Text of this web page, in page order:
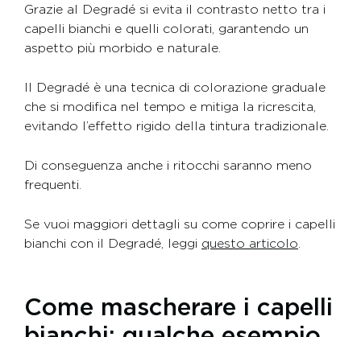
Grazie al Degradé si evita il contrasto netto tra i
capelli bianchi e quelli colorati, garantendo un
aspetto più morbido e naturale.
Il Degradé è una tecnica di colorazione graduale
che si modifica nel tempo e mitiga la ricrescita,
evitando l’effetto rigido della tintura tradizionale.
Di conseguenza anche i ritocchi saranno meno
frequenti.
Se vuoi maggiori dettagli su come coprire i capelli
bianchi con il Degradé, leggi questo articolo.
Come mascherare i capelli